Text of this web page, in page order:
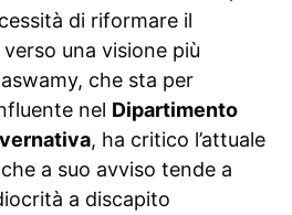
di riformare il
una visione più
che sta per
nel Dipartimento
, ha critico l’attuale
a suo avviso tende a
a discapito